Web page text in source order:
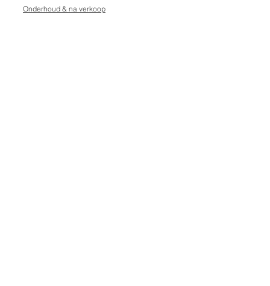
Onderhoud & na verkoop